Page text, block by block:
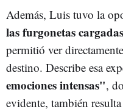
Además, Luis tuvo la
las furgonetas
permitió ver
destino. Describe esa
emociones intensas",
evidente, también